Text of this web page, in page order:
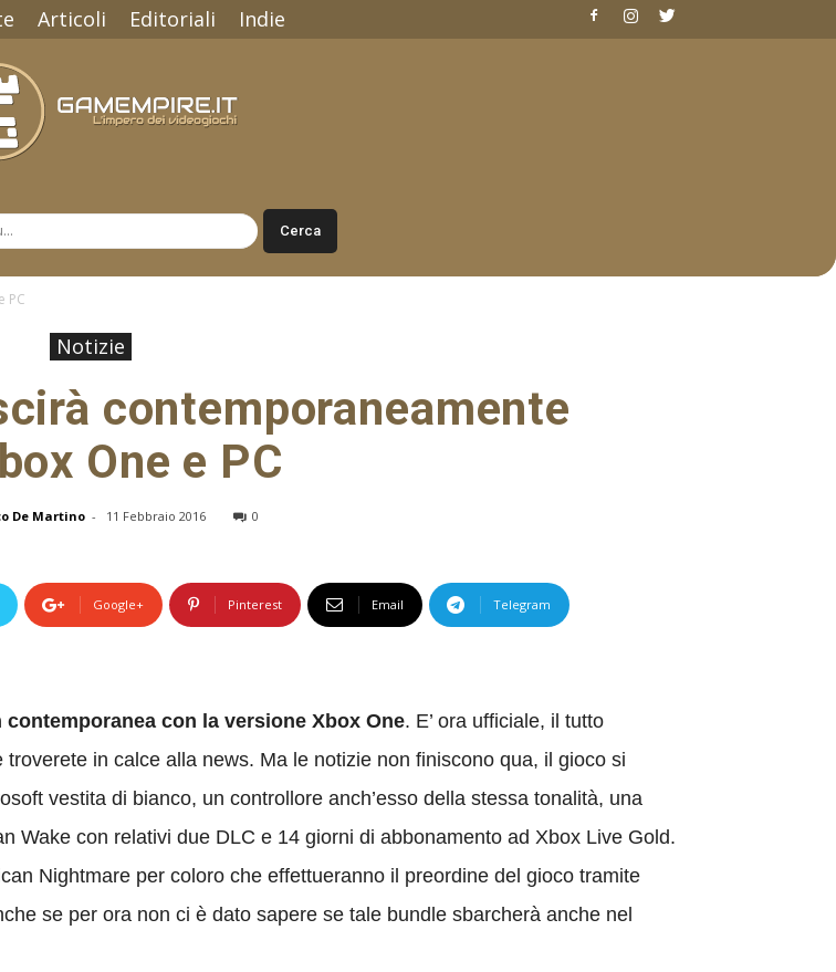
Articoli Editoriali Indie
PC
Notizie
contemporaneamente
One e PC
De Martino - 11 Febbraio 2016 0
Google+ Pinterest Email Telegram
con la versione Xbox One. E’ ora ufficiale, il tutto
in calce alla news. Ma le notizie non finiscono qua, il gioco si
vestita di bianco, un controllore anch’esso della stessa tonalità, una
Wake con relativi due DLC e 14 giorni di abbonamento ad Xbox Live Gold.
Nightmare per coloro che effettueranno il preordine del gioco tramite
se per ora non ci è dato sapere se tale bundle sbarcherà anche nel